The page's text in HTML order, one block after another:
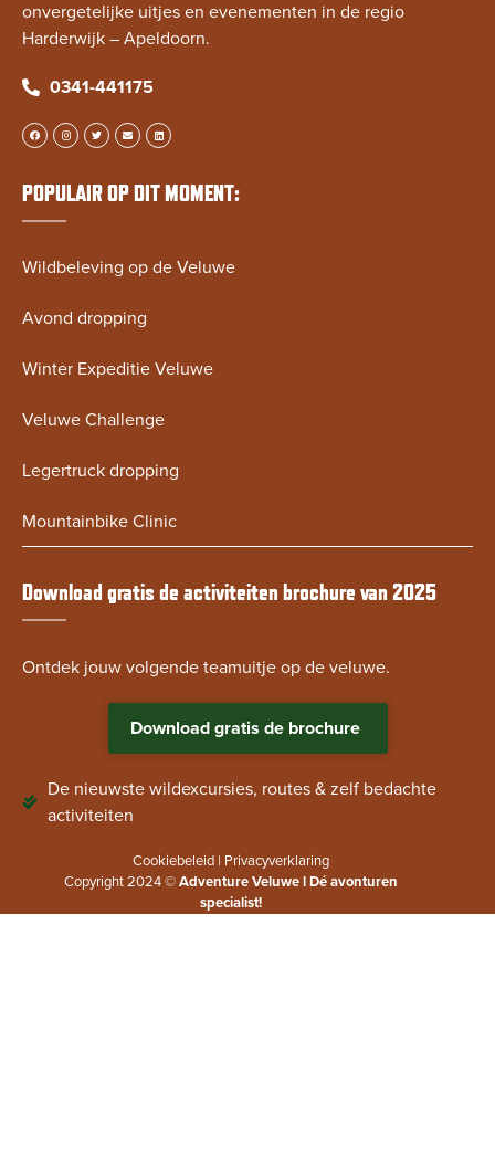
onvergetelijke uitjes en evenementen in de regio
Harderwijk – Apeldoorn.
0341-441175
POPULAIR OP DIT MOMENT:
Wildbeleving op de Veluwe
Avond dropping
Winter Expeditie Veluwe
Veluwe Challenge
Legertruck dropping
Mountainbike Clinic
Download gratis de activiteiten brochure van 2025
Ontdek jouw volgende teamuitje op de veluwe.
Download gratis de brochure
De nieuwste wildexcursies, routes & zelf bedachte
activiteiten
Cookiebeleid | Privacyverklaring
Copyright 2024 ©Adventure Veluwe l Dé avonturen
specialist!